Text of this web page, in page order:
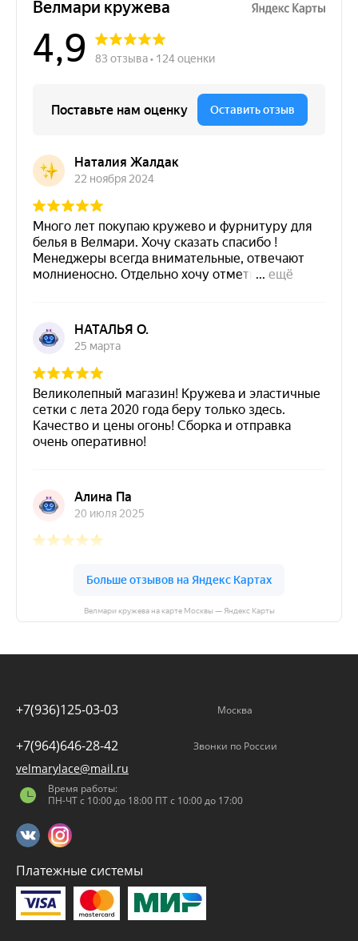
Велмари кружева на карте Москвы — Яндекс Карты
+7(936)125-03-03 Москва
+7(964)646-28-42 Звонки по России
velmarylace@mail.ru
Время работы:
ПН-ЧТ с 10:00 до 18:00 ПТ с 10:00 до 17:00
Платежные системы